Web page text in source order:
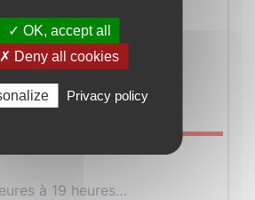
15
Février
2023
à 19 heures…
✓ OK, accept all
✗ Deny all cookies
Privacy policy